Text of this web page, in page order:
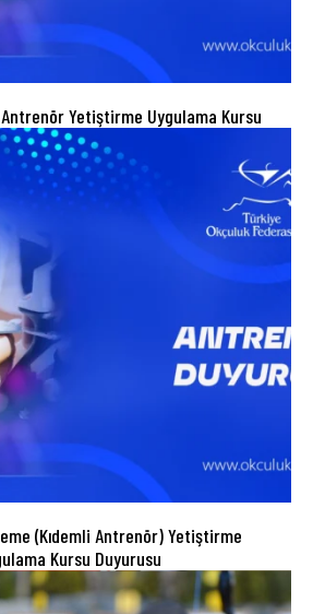
Yetiştirme Uygulama Kursu
(Kıdemli Antrenör) Yetiştirme
Kursu Duyurusu